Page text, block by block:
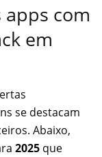
com
em
se destacam
Abaixo,
2025 que